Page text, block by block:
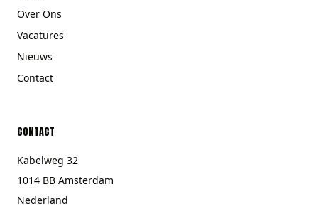
Over Ons
Vacatures
Nieuws
Contact
CONTACT
Kabelweg 32
1014 BB Amsterdam
Nederland